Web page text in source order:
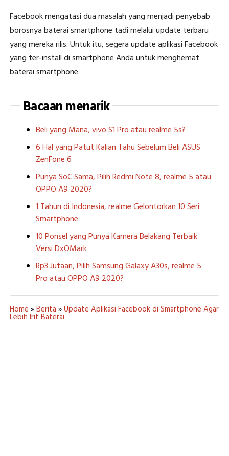
Facebook mengatasi dua masalah yang menjadi penyebab
borosnya baterai smartphone tadi melalui update terbaru
yang mereka rilis. Untuk itu, segera update aplikasi Facebook
yang ter-install di smartphone Anda untuk menghemat
baterai smartphone.
Bacaan menarik
Beli yang Mana, vivo S1 Pro atau realme 5s?
6 Hal yang Patut Kalian Tahu Sebelum Beli ASUS
ZenFone 6
Punya SoC Sama, Pilih Redmi Note 8, realme 5 atau
OPPO A9 2020?
1 Tahun di Indonesia, realme Gelontorkan 10 Seri
Smartphone
10 Ponsel yang Punya Kamera Belakang Terbaik
Versi DxOMark
Rp3 Jutaan, Pilih Samsung Galaxy A30s, realme 5
Pro atau OPPO A9 2020?
Home »Berita »Update Aplikasi Facebook di Smartphone Agar
Lebih Irit Baterai